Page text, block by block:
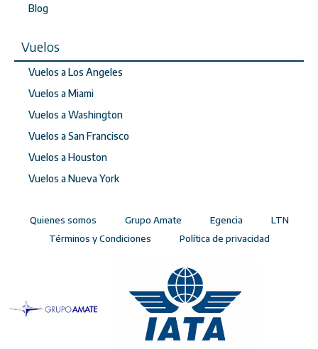
Blog
Vuelos
Vuelos a Los Angeles
Vuelos a Miami
Vuelos a Washington
Vuelos a San Francisco
Vuelos a Houston
Vuelos a Nueva York
Quienes somos Grupo Amate Egencia
LTN
Términos y Condiciones
Política de privacidad